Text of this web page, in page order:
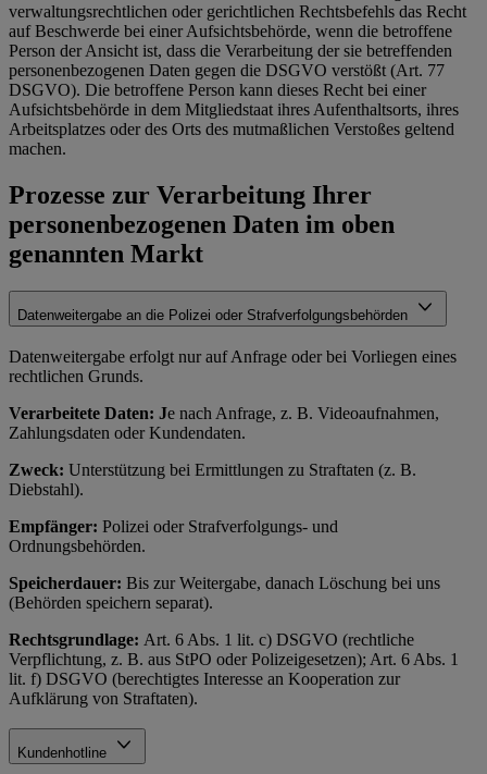
verwaltungsrechtlichen oder gerichtlichen Rechtsbefehls das Recht
auf Beschwerde bei einer Aufsichtsbehörde, wenn die betroffene
Person der Ansicht ist, dass die Verarbeitung der sie betreffenden
personenbezogenen Daten gegen die DSGVO verstößt (Art. 77
DSGVO). Die betroffene Person kann dieses Recht bei einer
Aufsichtsbehörde in dem Mitgliedstaat ihres Aufenthaltsorts, ihres
Arbeitsplatzes oder des Orts des mutmaßlichen Verstoßes geltend
machen.
Prozesse zur Verarbeitung Ihrer
personenbezogenen Daten im oben
genannten Markt
Datenweitergabe an die Polizei oder Strafverfolgungsbehörden
Datenweitergabe erfolgt nur auf Anfrage oder bei Vorliegen eines
rechtlichen Grunds.
Verarbeitete Daten: Je nach Anfrage, z. B. Videoaufnahmen,
Zahlungsdaten oder Kundendaten.
Zweck: Unterstützung bei Ermittlungen zu Straftaten (z. B.
Diebstahl).
Empfänger: Polizei oder Strafverfolgungs- und
Ordnungsbehörden.
Speicherdauer: Bis zur Weitergabe, danach Löschung bei uns
(Behörden speichern separat).
Rechtsgrundlage: Art. 6 Abs. 1 lit. c) DSGVO (rechtliche
Verpflichtung, z. B. aus StPO oder Polizeigesetzen); Art. 6 Abs. 1
lit. f) DSGVO (berechtigtes Interesse an Kooperation zur
Aufklärung von Straftaten).
Kundenhotline